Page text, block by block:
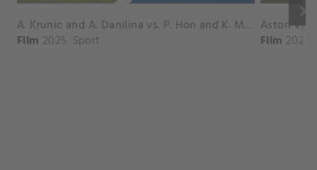
keyboard_arrow_right
A. Krunic and A. Danilina vs. P. Hon and K. Muchova Match Highlights - BEIJING_Capital Group Diamond ( October 02, 2025)
Film 2025 Sport Film 2026